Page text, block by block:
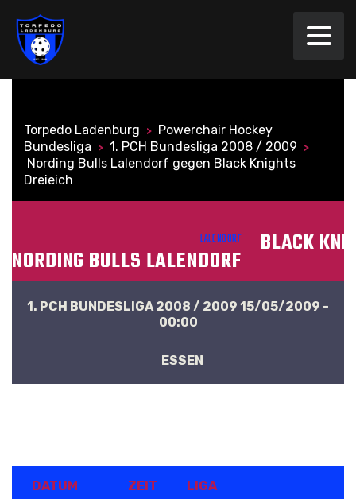
Torpedo Ladenburg > Powerchair Hockey
Bundesliga
> 1. PCH Bundesliga 2008 / 2009 >
Nording Bulls Lalendorf gegen Black Knights
Dreieich
LALENDORF
NORDING BULLS LALENDORF
BLACK
1. PCH BUNDESLIGA 2008 / 2009 15/05/2009 -
00:00
ESSEN
DATUM ZEIT LIGA